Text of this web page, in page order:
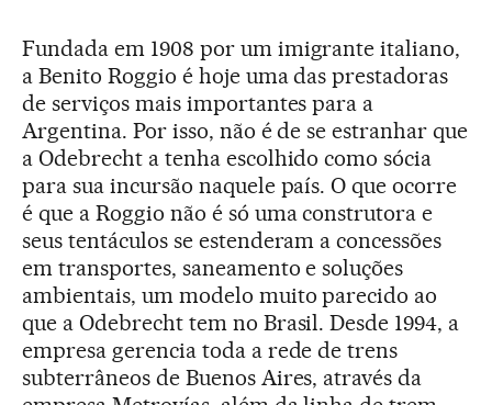
Fundada em 1908 por um imigrante italiano,
a Benito Roggio é hoje uma das prestadoras
de serviços mais importantes para a
Argentina. Por isso, não é de se estranhar que
a Odebrecht a tenha escolhido como sócia
para sua incursão naquele país. O que ocorre
é que a Roggio não é só uma construtora e
seus tentáculos se estenderam a concessões
em transportes, saneamento e soluções
ambientais, um modelo muito parecido ao
que a Odebrecht tem no Brasil. Desde 1994, a
empresa gerencia toda a rede de trens
subterrâneos de Buenos Aires, através da